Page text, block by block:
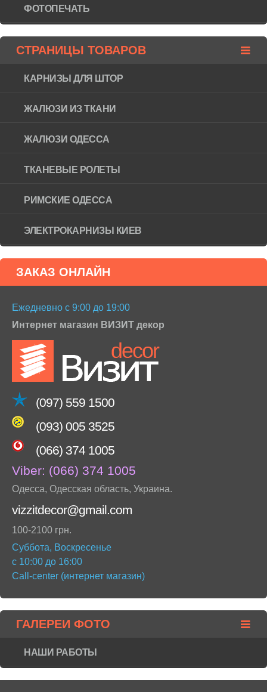
ФОТОПЕЧАТЬ
СТРАНИЦЫ ТОВАРОВ
КАРНИЗЫ ДЛЯ ШТОР
ЖАЛЮЗИ ИЗ ТКАНИ
ЖАЛЮЗИ ОДЕССА
ТКАНЕВЫЕ РОЛЕТЫ
РИМСКИЕ ОДЕССА
ЭЛЕКТРОКАРНИЗЫ КИЕВ
ЗАКАЗ ОНЛАЙН
Ежедневно с 9:00 до 19:00
Интернет магазин ВИЗИТ декор
(097) 559 1500
(093) 005 3525
(066) 374 1005
Viber: (066) 374 1005
Одесса, Одесская область, Украина.
vizzitdecor@gmail.com
100-2100 грн.
Суббота, Воскресенье
с 10:00 до 16:00
Call-center (интернет магазин)
ГАЛЕРЕИ ФОТО
НАШИ РАБОТЫ